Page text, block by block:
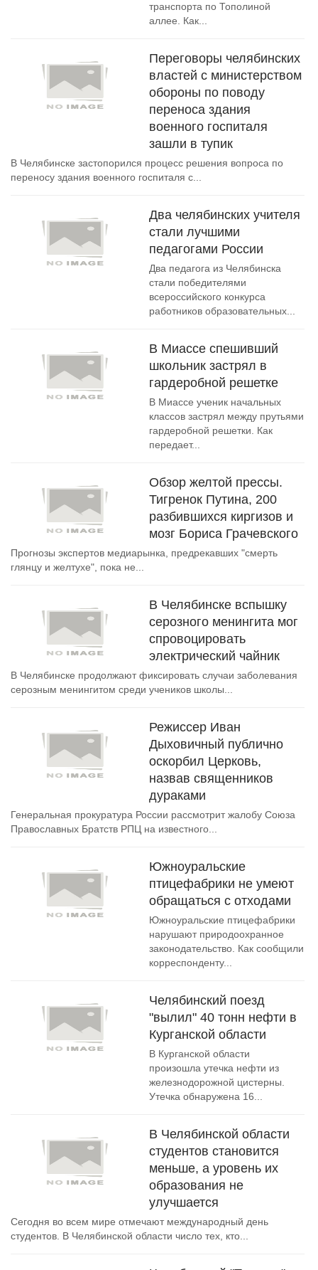
транспорта по Тополиной
аллее. Как...
Переговоры челябинских
властей с министерством
обороны по поводу
переноса здания
военного госпиталя
зашли в тупик
В Челябинске застопорился процесс решения вопроса по
переносу здания военного госпиталя с...
Два челябинских учителя
стали лучшими
педагогами России
Два педагога из Челябинска
стали победителями
всероссийского конкурса
работников образовательных...
В Миассе спешивший
школьник застрял в
гардеробной решетке
В Миассе ученик начальных
классов застрял между прутьями
гардеробной решетки. Как
передает...
Обзор желтой прессы.
Тигренок Путина, 200
разбившихся киргизов и
мозг Бориса Грачевского
Прогнозы экспертов медиарынка, предрекавших "смерть
глянцу и желтухе", пока не...
В Челябинске вспышку
серозного менингита мог
спровоцировать
электрический чайник
В Челябинске продолжают фиксировать случаи заболевания
серозным менингитом среди учеников школы...
Режиссер Иван
Дыховичный публично
оскорбил Церковь,
назвав священников
дураками
Генеральная прокуратура России рассмотрит жалобу Союза
Православных Братств РПЦ на известного...
Южноуральские
птицефабрики не умеют
обращаться с отходами
Южноуральские птицефабрики
нарушают природоохранное
законодательство. Как сообщили
корреспонденту...
Челябинский поезд
"вылил" 40 тонн нефти в
Курганской области
В Курганской области
произошла утечка нефти из
железнодорожной цистерны.
Утечка обнаружена 16...
В Челябинской области
студентов становится
меньше, а уровень их
образования не
улучшается
Сегодня во всем мире отмечают международный день
студентов. В Челябинской области число тех, кто...